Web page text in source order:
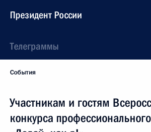
Президент России
Телеграммы
События
Участникам и гостям
конкурса